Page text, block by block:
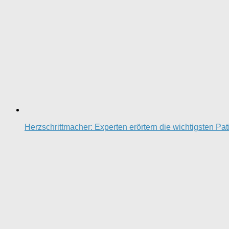
Herzschrittmacher: Experten erörtern die wichtigsten